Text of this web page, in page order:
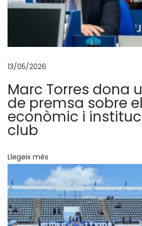
,
s
t
r
,
e
t
e
i
t
g
13/05/2026
Marc Torres dona
de premsa sobre
econòmic i
club
Llegeix més